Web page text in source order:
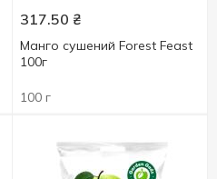
317.50 ₴
Манго сушений Forest Feast
100г
100 г